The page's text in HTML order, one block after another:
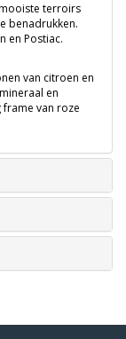
terroirs
benadrukken.
en Postiac.
van citroen en
en
van roze